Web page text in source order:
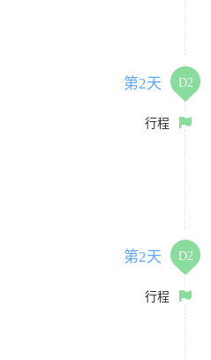
第2天 D2
行程
第2天 D2
行程